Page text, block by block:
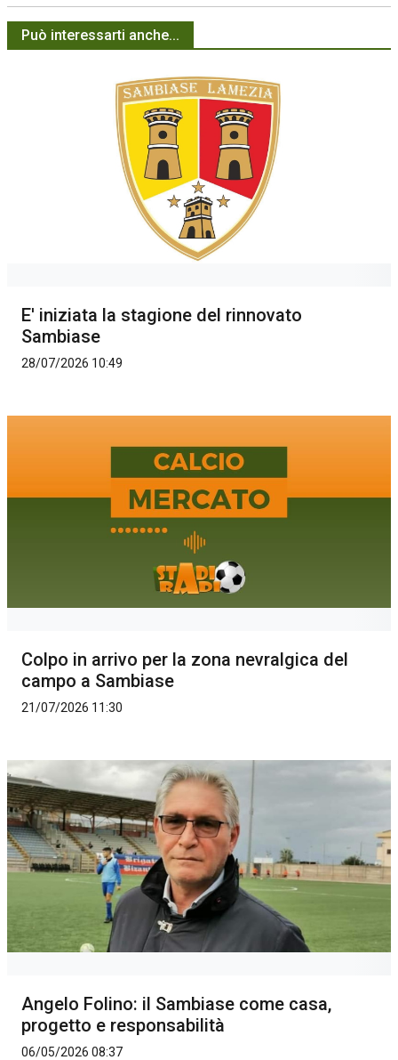
Può interessarti anche...
E' iniziata la stagione del rinnovato
Sambiase
28/07/2026 10:49
Colpo in arrivo per la zona nevralgica del
campo a Sambiase
21/07/2026 11:30
Angelo Folino: il Sambiase come casa,
progetto e responsabilità
06/05/2026 08:37